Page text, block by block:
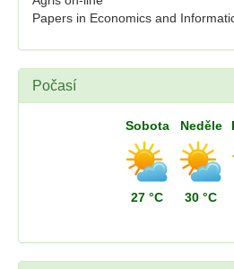
Papers in Economics and
Počasí
Sobota
27 °C
Neděle
30 °C